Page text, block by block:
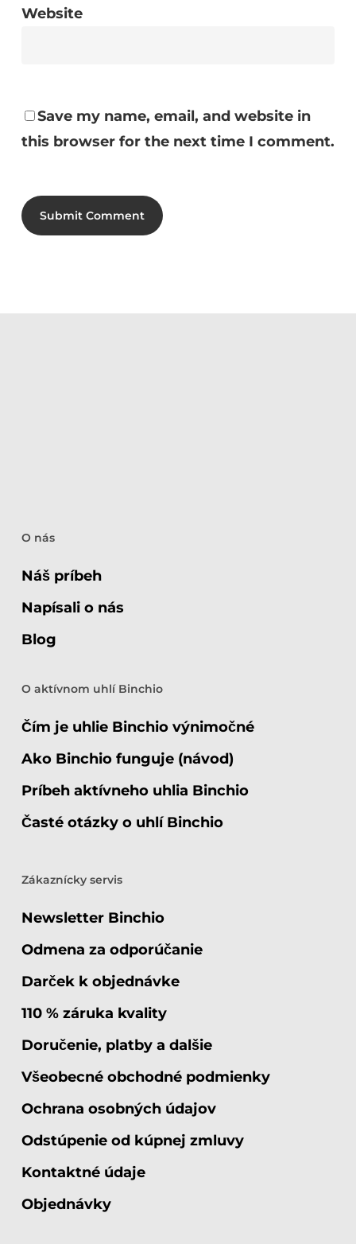
Website
Save my name, email, and website in
this browser for the next time I comment.
O nás
Náš príbeh
Napísali o nás
Blog
O aktívnom uhlí Binchio
Čím je uhlie Binchio výnimočné
Ako Binchio funguje (návod)
Príbeh aktívneho uhlia Binchio
Časté otázky o uhlí Binchio
Zákaznícky servis
Newsletter Binchio
Odmena za odporúčanie
Darček k objednávke
110 % záruka kvality
Doručenie, platby a dalšie
Všeobecné obchodné podmienky
Ochrana osobných údajov
Odstúpenie od kúpnej zmluvy
Kontaktné údaje
Objednávky